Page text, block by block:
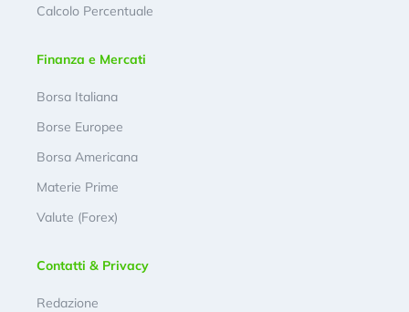
Calcolo Percentuale
Finanza e Mercati
Borsa Italiana
Borse Europee
Borsa Americana
Materie Prime
Valute (Forex)
Contatti & Privacy
Redazione